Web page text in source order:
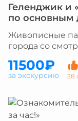
Геленджик и
по основным
Живописные
города со
11500₽
38
за экскурсию